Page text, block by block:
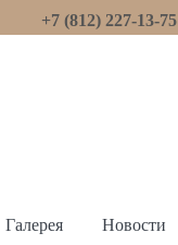
+7 (812) 227-13-75
Галерея Новости